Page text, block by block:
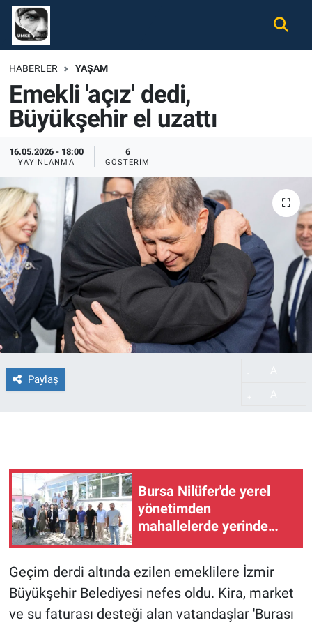
HABERLER YAŞAM
Emekli 'açız' dedi,
Büyükşehir el uzattı
16.05.2026 - 18:00
YAYINLANMA
6
GÖSTERIM
Paylaş
Bursa Nilüfer'de yerel
yönetimden
mahallelerde yerinde
Geçim derdi altında ezilen emeklilere İzmir
Büyükşehir Belediyesi nefes oldu. Kira, market
ve su faturası desteği alan vatandaşlar 'Burası
Gündem
Ekonomi
Spor
Magazin
Tüm Haberler
İletişim
Künye
Nöbetçi Eczaneler
Hava Durumu
Namaz Vakitleri
Trafik Durumu
Süper Lig Puan Durumu ve Fikstür
Tüm Manşetler
Son Dakika Haberleri
Haber Arşivi